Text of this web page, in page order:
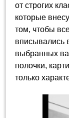
от строгих
которые
том, чтобы
вписывались
выбранных
полочки,
только